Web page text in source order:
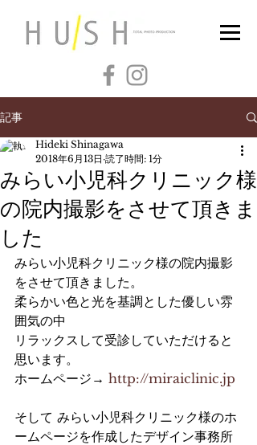
記事
みらい小児科クリニック様
の院内撮影をさせて頂きま
した
Hideki Shinagawa
2018年6月13日 読了時間: 1分
みらい小児科クリニック様の院内撮影
をさせて頂きました。
柔らかい色と光を基調とした優しい雰
囲気の中
リラックスして受診していただけると
思います。
ホームページ→ http://miraiclinic.jp
そして みらい小児科クリニック様のホ
ームページを作成したデザイン事務所